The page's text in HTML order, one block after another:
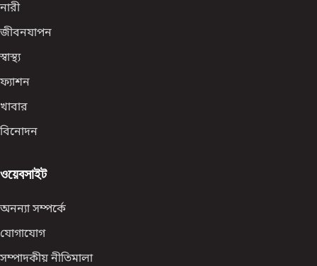
নারী
জীবনযাপন
স্বাস্থ্য
ফ্যাশন
খাবার
বিনোদন
ওয়েবসাইট
অনন্যা সম্পর্কে
যোগাযোগ
সম্পাদকীয় নীতিমালা